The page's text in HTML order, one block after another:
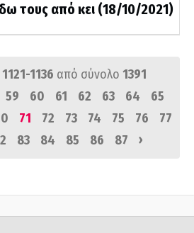
τους από κει (18/10/2021)
1121-1136 από σύνολο 1391
59 60 61 62 63 64
65
71 72 73 74 75 76
77
83 84 85 86 87 ›